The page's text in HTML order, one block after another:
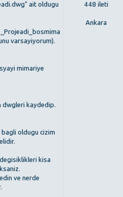
448 ileti
Ankara
ait oldugu
varsayiyorum).
mimariye
dwgleri kaydedip.
oldugu cizim
kisa
ve nerde